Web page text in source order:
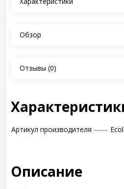
Обзор
Отзывы (0)
Артикул производителя
Описание